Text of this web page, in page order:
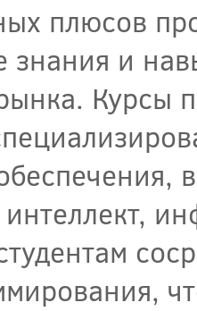
плюсов
знания и
Курсы